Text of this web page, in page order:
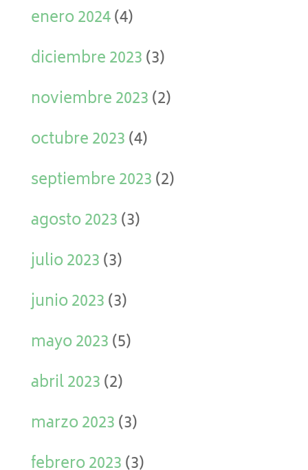
enero 2024(4)
diciembre 2023(3)
noviembre 2023(2)
octubre 2023(4)
septiembre 2023(2)
agosto 2023(3)
julio 2023(3)
junio 2023(3)
mayo 2023(5)
abril 2023(2)
marzo 2023(3)
febrero 2023(3)